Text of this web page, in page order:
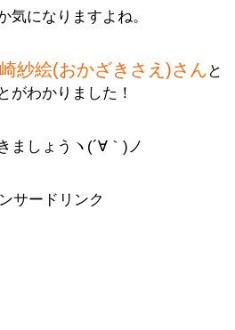
気になりますよね。
紗絵(おかざきさえ)さん と
がわかりました！
ましょうヽ(´∀｀)ノ
サードリンク